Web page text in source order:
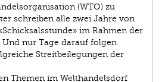
(WTO) zu
schreiben alle zwei Jahre von
im Rahmen der
nur Tage darauf folgen
Streitbeilegungen der
Themen im Welthandelsdorf